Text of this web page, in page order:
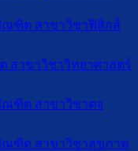
ณฑิต สาขาวิชาฟิสิกส์
สาขาวิชาวิทยาศาสตร์
ฑิต สาขาวิชาตจ
ณฑิต สาขาวิชาสุขภาพ